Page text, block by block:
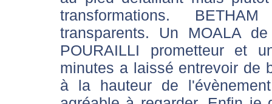
transformations.
transparents. Un MOALA
POURAILLI prometteur et
minutes a laissé entrevoir de
à la hauteur de